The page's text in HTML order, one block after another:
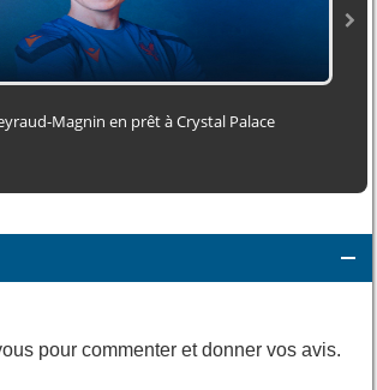
en prêt à Crystal Palace
pour commenter et donner vos avis.